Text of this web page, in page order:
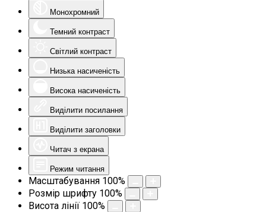
Монохромний
Темний контраст
Світлий контраст
Низька насиченість
Висока насиченість
Виділити посилання
Виділити заголовки
Читач з екрана
Режим читання
Масштабування 100%
Розмір шрифту 100%
Висота лінії 100%